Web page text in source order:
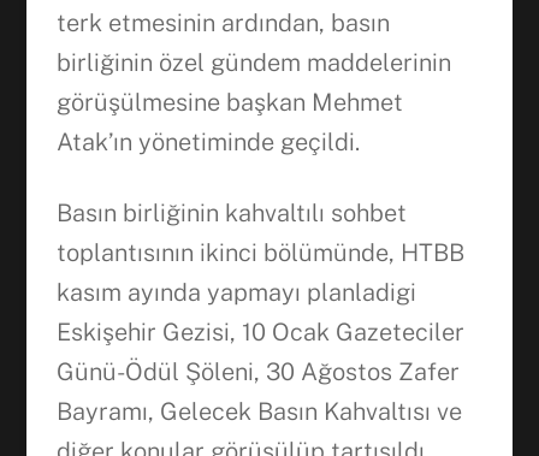
terk etmesinin ardından, basın
birliğinin özel gündem maddelerinin
görüşülmesine başkan Mehmet
Atak’ın yönetiminde geçildi.
Basın birliğinin kahvaltılı sohbet
toplantısının ikinci bölümünde, HTBB
kasım ayında yapmayı planladigi
Eskişehir Gezisi, 10 Ocak Gazeteciler
Günü-Ödül Şöleni, 30 Ağostos Zafer
Bayramı, Gelecek Basın Kahvaltısı ve